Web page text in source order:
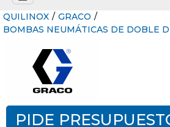
QUILINOX / GRACO /
BOMBAS NEUMÁTICAS DE DOBLE
PIDE